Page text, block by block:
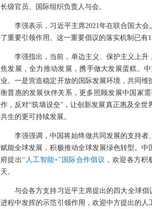
长级官员、国际组织负责人与会。
李强表示，习近平主席2021年在联合国大
了重要引领作用。这一重要倡议的落实机制已有
李强指出，当前，单边主义、保护主义上
焦发展，全力推动发展，携手做大发展蛋糕。
业。一是营造稳定开放的国际发展环境，共同
衡普惠的发展伙伴关系，更多照顾发展中国家
作，反对“筑墙设垒”，让创新发展真正惠及全
共生的更可持续发展。
李强强调，中国将始终做共同发展的支持
赋能全球发展，积极推动全球发展绿色转型。
府提出“人工智能+”国际合作倡议 ，欢迎各方
天。
与会各方支持习近平主席提出的四大全球
进程中发挥的示范引领作用，欢迎中方提出的